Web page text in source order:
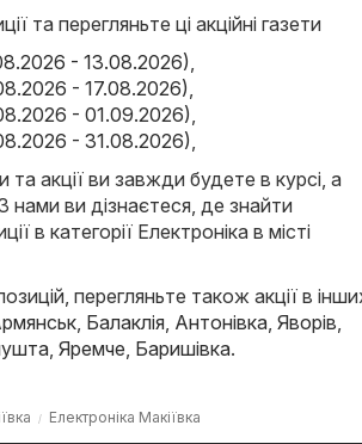
та перегляньте ці акційні газети
- 13.08.2026),
- 17.08.2026),
- 01.09.2026),
- 31.08.2026),
та акції ви завжди будете в курсі, а
нами ви дізнаєтеся, де знайти
в категорії Електроніка в місті
перегляньте також акції в
, Балаклія, Антонівка, Яворів,
, Яремче, Баришівка.
Електроніка Макіївка